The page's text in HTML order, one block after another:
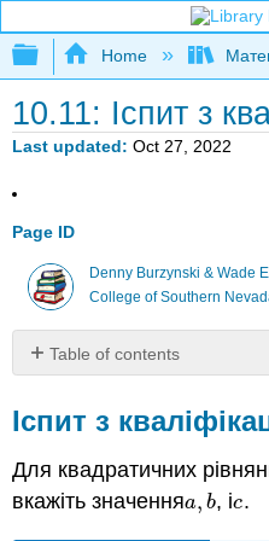
Expand/collapse
Home
10.11: Іспит з
Last updated Oct 27, 2022
Page ID
Denny Burzynski & Wade
College of Southern
Table of contents
з
кваліфікації
Вправа
10.11.1
10.11.1
Іспит з
Для квадратичних
вкажіть значенняa, b
a, b, іc
c.